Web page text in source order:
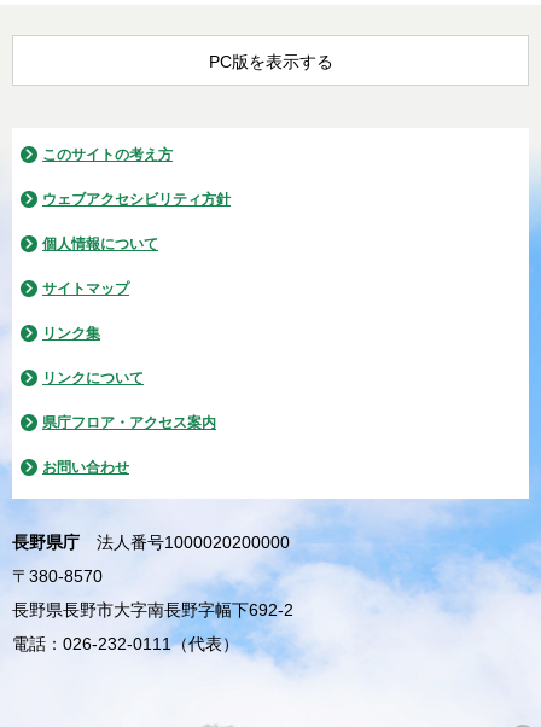
PC版を表示する
このサイトの考え方
ウェブアクセシビリティ方針
個人情報について
サイトマップ
リンク集
リンクについて
県庁フロア・アクセス案内
お問い合わせ
長野県庁
法人番号1000020200000
〒380-8570
長野県長野市大字南長野字幅下692-2
電話：026-232-0111（代表）